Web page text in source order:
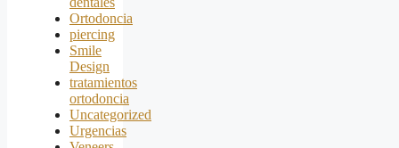
Ortodoncia
piercing
Smile
Design
tratamientos
ortodoncia
Uncategorized
Urgencias